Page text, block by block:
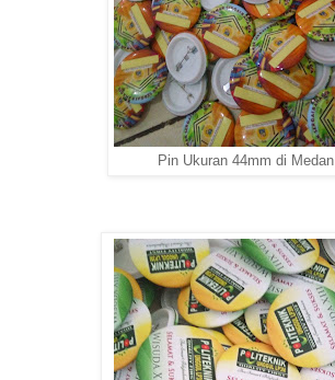
Pin Ukuran 44mm di Medan